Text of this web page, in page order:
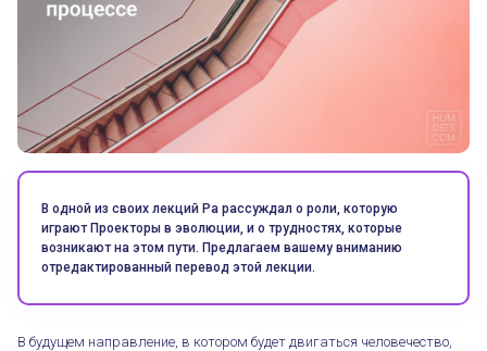
В одной из своих лекций Ра рассуждал о роли, которую
играют Проекторы в эволюции, и о трудностях, которые
возникают на этом пути. Предлагаем вашему вниманию
отредактированный перевод этой лекции.
В будущем направление, в котором будет двигаться человечество,